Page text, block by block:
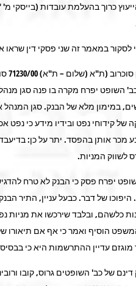
כרוך בהעלמת עובדות (בייסקי
לסקור במאמר זה שני פסקי דין שראו
השופט יפרח מקרה בו פנה סגן
במימון מלא של הבנק. סגן
של קידוחי נפט ובידיו מידע כי נפט
מכר אותן בהפסד. יתר על כן:
לשווק המניות.
יפרח פסק כי הבנק לא טרח
כלשהם, ובלבד שירכשו את מניות
הוסיף ואמר כי אף אם תיאורו
מוגזם עדיין ההתרשמות היא כי
של כב' השופטים גרוס, קובו